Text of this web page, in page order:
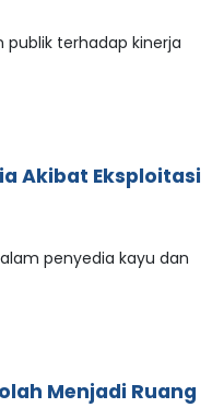
publik terhadap kinerja
Akibat Eksploitasi
penyedia kayu dan
Menjadi Ruang